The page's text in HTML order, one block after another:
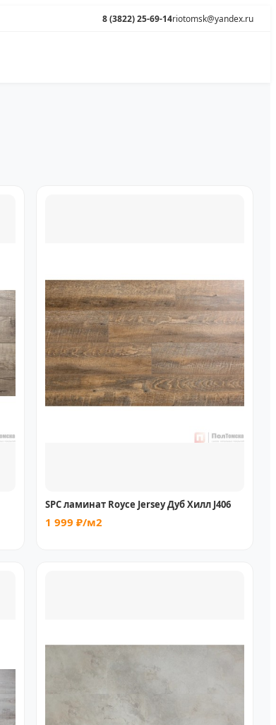
8 (3822) 25-69-14riotomsk@yandex.ru
SPC ламинат Royce Jersey Дуб Хилл J406
1 999 ₽/м2